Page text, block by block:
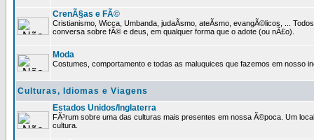
CrenÃ§as e FÃ©
Cristianismo, Wicca, Umbanda, judaÃ­smo, ateÃ­smo, evangÃ©licos, ...
conversa sobre fÃ© e deus, em qualquer forma que o adote (ou nÃ£o).
Moda
Costumes, comportamento e todas as maluquices que fazemos em nosso
Culturas, Idiomas e Viagens
Estados Unidos/Inglaterra
FÃ³rum sobre uma das culturas mais presentes em nossa Ã©poca. Um
cultura.